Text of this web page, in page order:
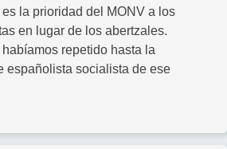
la prioridad del MONV a los
en lugar de los abertzales.
repetido hasta la
españolista socialista de ese